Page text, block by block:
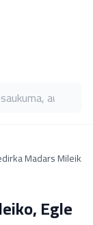
autora,
Kestutis Fedirka Madars Mileiko Egle Daneliene
Egle